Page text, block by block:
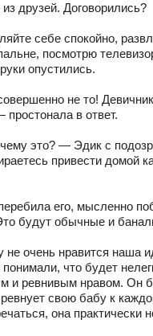
друзей. Договорились?
себе спокойно,
посмотрю
опустились.
не то!
в ответ.
это? — Эдик с
привести домой
его, мысленно
будут обычные и
не очень нравится наша
понимали, что будет
и ревнивым нравом. Он
свою бабу к
она практически